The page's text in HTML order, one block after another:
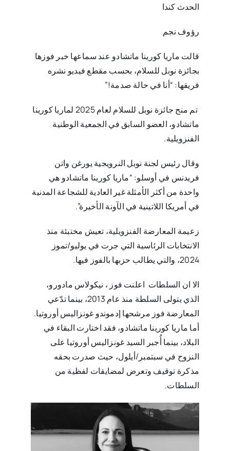
الحدث كندا
رؤوف نجم
قالت ماريا كورينا ماتشادو عند سماعها خبر فوزها
بجائزة نوبل للسلام، بحسب مقطع فيديو نشره
فريقها: “أنا في حالة صدمة!”
تم منح جائزة نوبل للسلام لعام 2025 لماريا كورينا
ماتشادو، العضو السابق في الجمعية الوطنية
الفنزويلية.
وقال رئيس لجنة نوبل النرويجية يورغن واتن
فريدنس في أوسلو: “ماريا كورينا ماتشادو هي
واحدة من أكثر الأمثلة غير العادية للشجاعة المدنية
في أمريكا اللاتينية في الآونة الأخيرة”.
زعيمة المعارضة الفنزويلية، تعيش مختبئة منذ
الانتخابات الرئاسية التي جرت في يوليو/تموز
2024، والتي يطالب حزبها بالفوز فيها.
الا ان السلطات اعلنت فوز ، نيكولاس مادورو،
الذي يتولى السلطة منذ عام 2013، بينما تدّعي
المعارضة فوز مرشحها إدموندو غونزاليس أوروتيا.
أما ماريا كورينا ماتشادو، فقد اختارت البقاء في
البلاد، بينما أُجبر السيد غونزاليس أوروتيا على
النزوح في سبتمبر/أيلول، حيث صدرت بحقه
مذكرة توقيف وتعرض لمضايقات لفظية من
السلطات.